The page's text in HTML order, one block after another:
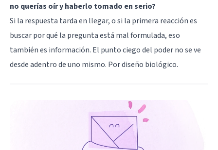
no querías oír y haberlo tomado en serio?
Si la respuesta tarda en llegar, o si la primera reacción es
buscar por qué la pregunta está mal formulada, eso
también es información. El punto ciego del poder no se ve
desde adentro de uno mismo. Por diseño biológico.